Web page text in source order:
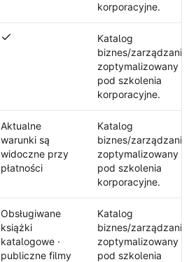
korporacyjne.
Czat ze streszczeniami i dostępnym
Katalog
biznes/zarządzanie
zoptymalizowany
pod szkolenia
korporacyjne.
Aktualne
warunki są
widoczne przy
płatności
Katalog
biznes/zarządzanie
zoptymalizowany
pod szkolenia
korporacyjne.
Obsługiwane
książki
katalogowe ·
publiczne filmy
Katalog
biznes/zarządzanie
zoptymalizowany
pod szkolenia